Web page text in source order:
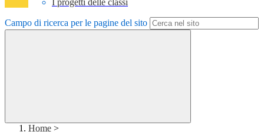
I progetti delle classi
Campo di ricerca per le pagine del sito
Home >